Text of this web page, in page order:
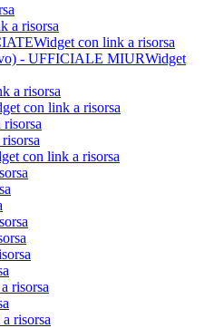
a risorsa
Widget con link a risorsa
Widget
a risorsa
con link a risorsa
con link a risorsa
risorsa
risorsa